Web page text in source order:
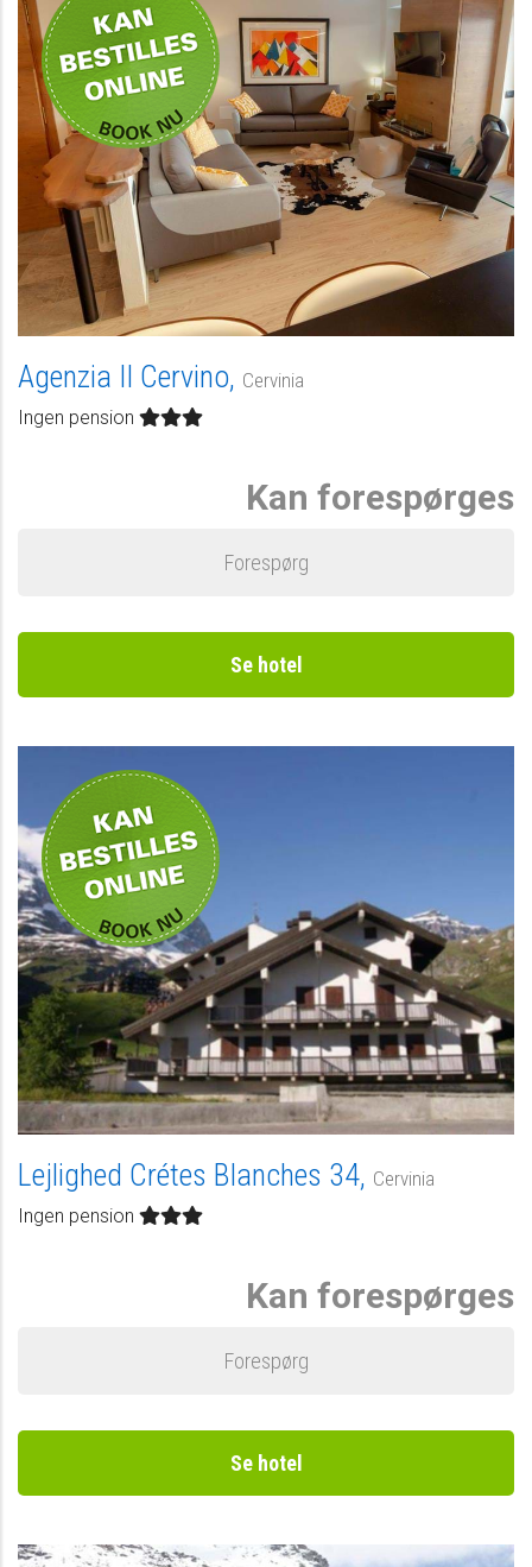
Agenzia Il Cervino, Cervinia
Ingen pension
Kan forespørges
Forespørg
Se hotel
Kan bestilles i uge 7
Lejlighed Crétes Blanches 34, Cervinia
Ingen pension
Kan forespørges
Forespørg
Se hotel